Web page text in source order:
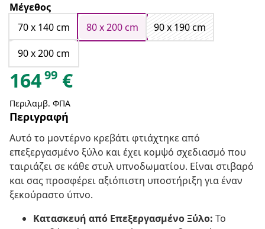
Μέγεθος
70 x 140 cm
80 x 200 cm
90 x 190 cm
90 x 200 cm
16499 €
Περιλαμβ. ΦΠΑ
Περιγραφή
Αυτό το μοντέρνο κρεβάτι φτιάχτηκε από
επεξεργασμένο ξύλο και έχει κομψό σχεδιασμό που
ταιριάζει σε κάθε στυλ υπνοδωματίου. Είναι στιβαρό
και σας προσφέρει αξιόπιστη υποστήριξη για έναν
ξεκούραστο ύπνο.
Κατασκευή από Επεξεργασμένο Ξύλο: Το